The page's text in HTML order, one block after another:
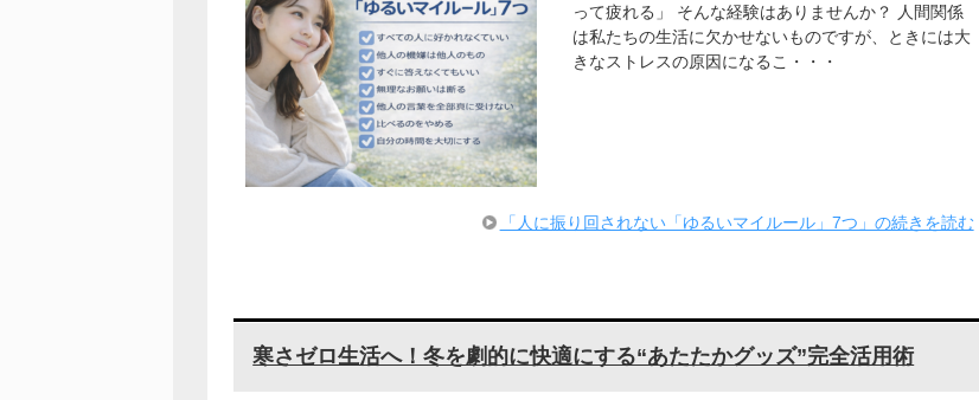
って疲れる」 そんな経験はありませんか？ 人間関係
は私たちの生活に欠かせないものですが、ときには大
きなストレスの原因になるこ・・・
「人に振り回されない「ゆるいマイルール」7つ」の続きを読む
寒さゼロ生活へ！冬を劇的に快適にする“あたたかグッズ”完全活用術